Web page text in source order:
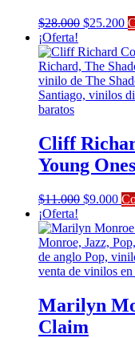
$28.000 El
original
era:
$28.000.
$25.200El
¡Oferta!
Cliff
Young Ones
$11.000 El
original
era:
$11.000.
$9.000El
es:
¡Oferta!
Marilyn
Claim